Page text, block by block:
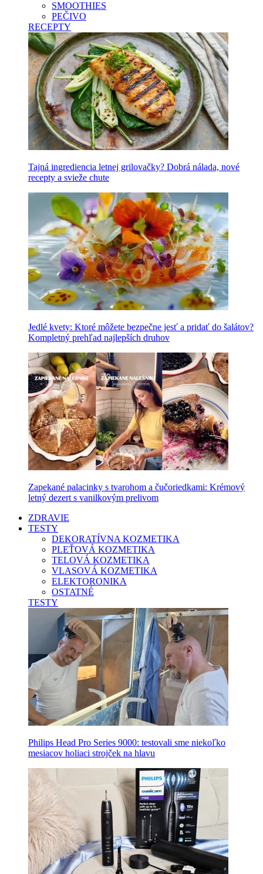
SMOOTHIES
PEČIVO
RECEPTY
Tajná ingrediencia letnej grilovačky? Dobrá nálada, nové
recepty a svieže chute
Jedlé kvety: Ktoré môžete bezpečne jesť a pridať do šalátov?
Kompletný prehľad najlepších druhov
Zapekané palacinky s tvarohom a čučoriedkami: Krémový
letný dezert s vanilkovým prelivom
ZDRAVIE
TESTY
DEKORATÍVNA KOZMETIKA
PLEŤOVÁ KOZMETIKA
TELOVÁ KOZMETIKA
VLASOVÁ KOZMETIKA
ELEKTORONIKA
OSTATNÉ
TESTY
Philips Head Pro Series 9000: testovali sme niekoľko
mesiacov holiaci strojček na hlavu